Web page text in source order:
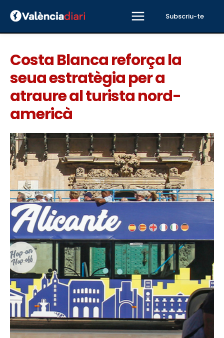
Subscriu-te
Costa Blanca reforça la
seua estratègia per a
atraure al turista nord-
americà